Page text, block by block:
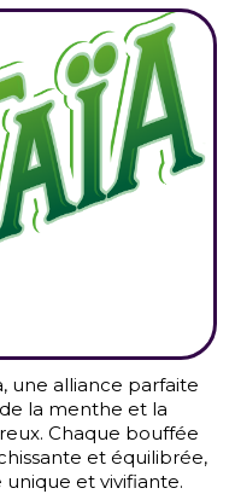
une alliance parfaite
la menthe et la
Chaque bouffée
et équilibrée,
et vivifiante.